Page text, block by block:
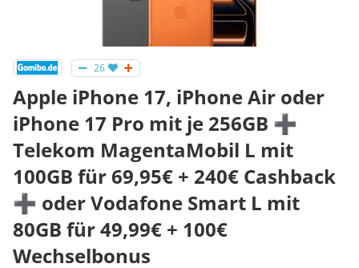
26
Apple iPhone 17, iPhone Air oder
iPhone 17 Pro mit je 256GB ➕
Telekom MagentaMobil L mit
100GB für 69,95€ + 240€ Cashback
➕ oder Vodafone Smart L mit
80GB für 49,99€ + 100€
Wechselbonus